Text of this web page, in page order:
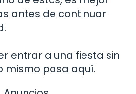
antes de continuar
entrar a una fiesta sin
mismo pasa aquí.